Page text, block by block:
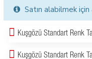
Satın alabilmek
Kuşgözü Standart Renk
Kuşgözü Standart Renk